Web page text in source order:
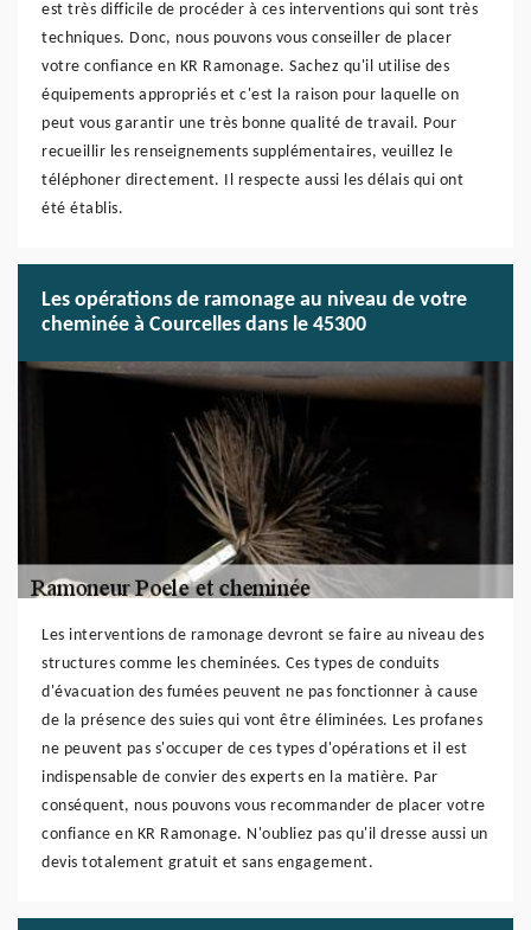
est très difficile de procéder à ces interventions qui sont très
techniques. Donc, nous pouvons vous conseiller de placer
votre confiance en KR Ramonage. Sachez qu'il utilise des
équipements appropriés et c'est la raison pour laquelle on
peut vous garantir une très bonne qualité de travail. Pour
recueillir les renseignements supplémentaires, veuillez le
téléphoner directement. Il respecte aussi les délais qui ont
été établis.
Les opérations de ramonage au niveau de votre
cheminée à Courcelles dans le 45300
Les interventions de ramonage devront se faire au niveau des
structures comme les cheminées. Ces types de conduits
d'évacuation des fumées peuvent ne pas fonctionner à cause
de la présence des suies qui vont être éliminées. Les profanes
ne peuvent pas s'occuper de ces types d'opérations et il est
indispensable de convier des experts en la matière. Par
conséquent, nous pouvons vous recommander de placer votre
confiance en KR Ramonage. N'oubliez pas qu'il dresse aussi un
devis totalement gratuit et sans engagement.